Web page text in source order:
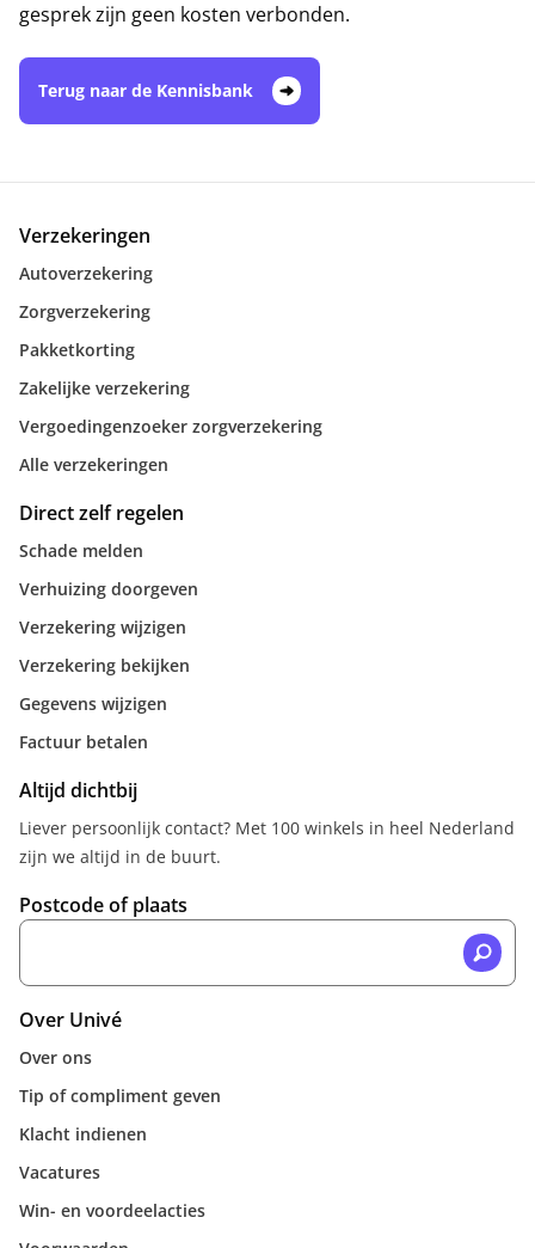
gesprek zijn geen kosten verbonden.
Terug naar de Kennisbank
Verzekeringen
Autoverzekering
Zorgverzekering
Pakketkorting
Zakelijke verzekering
Vergoedingenzoeker zorgverzekering
Alle verzekeringen
Direct zelf regelen
Schade melden
Verhuizing doorgeven
Verzekering wijzigen
Verzekering bekijken
Gegevens wijzigen
Factuur betalen
Altijd dichtbij
Liever persoonlijk contact? Met 100 winkels in heel Nederland
zijn we altijd in de buurt.
Postcode of plaats
Over Univé
Over ons
Tip of compliment geven
Klacht indienen
Vacatures
Win- en voordeelacties